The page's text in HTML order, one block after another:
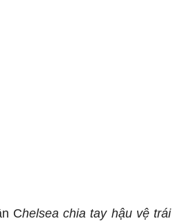
Chelsea chia tay hậu vệ trái